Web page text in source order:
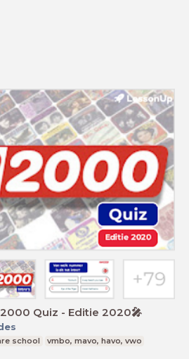
Quiz - Editie 2020🎤
school
vmbo, mavo, havo, vwo